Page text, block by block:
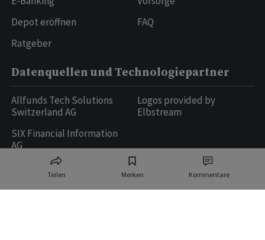
Teilen Merken Kommentare
Depot eröffnen
Ratgeber
FAQ
Datenquellen und Technologiepartner
Allfunds Tech Solutions
Switzerland AG
SIX Financial Information
AG
Logos provided by
Elbstream
Ringier AG | Ringier Medien Schweiz